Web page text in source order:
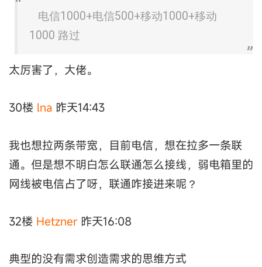
电信1000+电信500+移动1000+移动
1000 路过
太厉害了，大佬。
30楼 lna 昨天14:43
我也想拉两条带宽，目前电信，想在拉多一条联
通。但是想不明白怎么联通怎么接线，弱电箱里的
网线被电信占了呀，联通咋接进来呢？
32楼 Hetzner 昨天16:08
典型的没有需求创造需求的思维方式